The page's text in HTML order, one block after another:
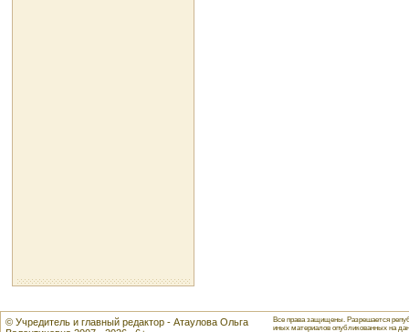
© Учредитель и главный редактор - Атаулова Ольга
Все права защищены. Разрешается
иных материалов опубликованных на